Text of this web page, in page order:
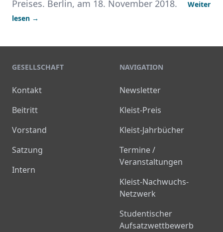
Preises. Berlin, am 18. November 2018.
Weiter
lesen →
GESELLSCHAFT
Kontakt
Beitritt
Vorstand
Satzung
Intern
NAVIGATION
Newsletter
Kleist-Preis
Kleist-Jahrbücher
Termine /
Veranstaltungen
Kleist-Nachwuchs-
Netzwerk
Studentischer
Aufsatzwettbewerb